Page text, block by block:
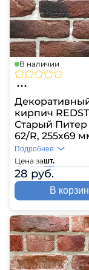
В наличии
кирпич
Старый Питер
62/R, 255х69
Цена зашт.
28 руб.
Подробнее
В